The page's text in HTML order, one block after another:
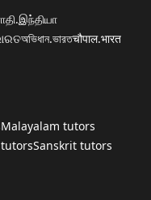
অভিধান.ভারতचौपाल.भारत
Malayalam tutors
Sanskrit tutors